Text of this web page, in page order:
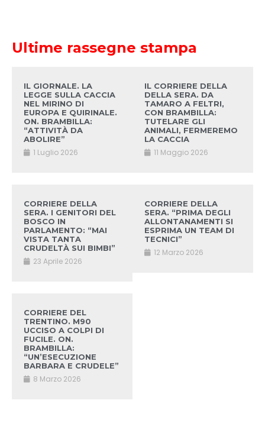
Ultime rassegne stampa
IL GIORNALE. LA
LEGGE SULLA CACCIA
NEL MIRINO DI
EUROPA E QUIRINALE.
ON. BRAMBILLA:
“ATTIVITÀ DA
ABOLIRE”
1 Luglio 2026
IL CORRIERE DELLA
DELLA SERA. DA
TAMARO A FELTRI,
CON BRAMBILLA:
TUTELARE GLI
ANIMALI, FERMEREMO
LA CACCIA
11 Maggio 2026
CORRIERE DELLA
SERA. I GENITORI DEL
BOSCO IN
PARLAMENTO: “MAI
VISTA TANTA
CRUDELTÀ SUI BIMBI”
23 Aprile 2026
CORRIERE DELLA
SERA. “PRIMA DEGLI
ALLONTANAMENTI SI
ESPRIMA UN TEAM DI
TECNICI”
12 Marzo 2026
CORRIERE DEL
TRENTINO. M90
UCCISO A COLPI DI
FUCILE. ON.
BRAMBILLA:
“UN’ESECUZIONE
BARBARA E CRUDELE”
8 Marzo 2026